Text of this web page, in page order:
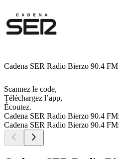
Cadena SER Radio Bierzo 90.4 FM
Scannez le code,
Téléchargez l’app,
Écoutez.
Cadena SER Radio Bierzo 90.4
Cadena SER Radio Bierzo 90.4